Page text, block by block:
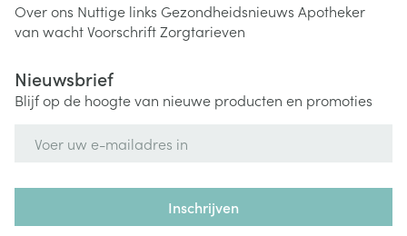
Over ons Nuttige links Gezondheidsnieuws Apotheker
van wachtVoorschriftZorgtarieven
Nieuwsbrief
Blijf op de hoogte van nieuwe producten en promoties
Inschrijven